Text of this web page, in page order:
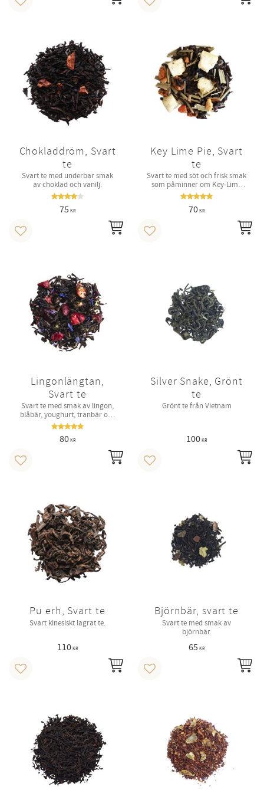
Lägg till i favoriter Lägg till i favoriter
Chokladdröm, Svart
te
Svart te med underbar smak
av choklad och vanilj.
75 KR
Lägg till i favoriter
Key Lime Pie, Svart
te
Svart te med söt och frisk smak
som påminner om Key-Lime
Pie.
70KR
Lägg till i favoriter
Lingonlängtan,
Svart te
Svart te med smak av lingon,
blåbär, youghurt, tranbär och
svarta vinbär.
80KR
Lägg till i favoriter
Silver Snake, Grönt
te
Grönt te från Vietnam
100KR
Lägg till i favoriter
Pu erh, Svart te
Svart kinesiskt lagrat te.
110KR
Lägg till i favoriter
Björnbär, svart te
Svart te med smak av
björnbär.
65 KR
Lägg till i favoriter